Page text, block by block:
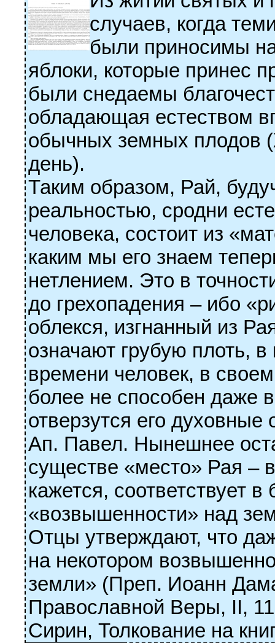
случаев, когда
были приносимы
яблоки, которые принес
были снедаемы
обладающая естеством
обычных земных плодов
день).
Таким образом, Рай,
реальностью, сродни
человека, состоит из
каким мы его знаем
нетлением. Это в
до грехопадения – ибо
облекся, изгнанный из
означают грубую плоть,
времени человек, в
более не способен даже
отверзутся его
Ап. Павел. Нынешнее
существе «место» Рая –
кажется, соответствует
«возвышенности» над
Отцы утверждают, что
на некотором
земли» (Преп. Иоанн
Православной Веры, II,
Сирин, Толкование на